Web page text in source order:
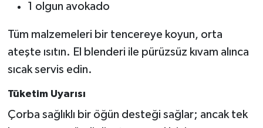
1 olgun avokado
Tüm malzemeleri bir tencereye koyun, orta
ateşte ısıtın. El blenderi ile pürüzsüz kıvam alınca
sıcak servis edin.
Tüketim Uyarısı
Çorba sağlıklı bir öğün desteği sağlar; ancak tek